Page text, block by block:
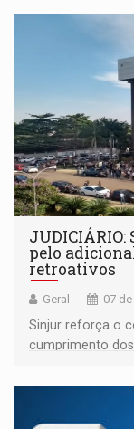
pelo
retroativos
Geral 07
Sinjur reforça o
cumprimento